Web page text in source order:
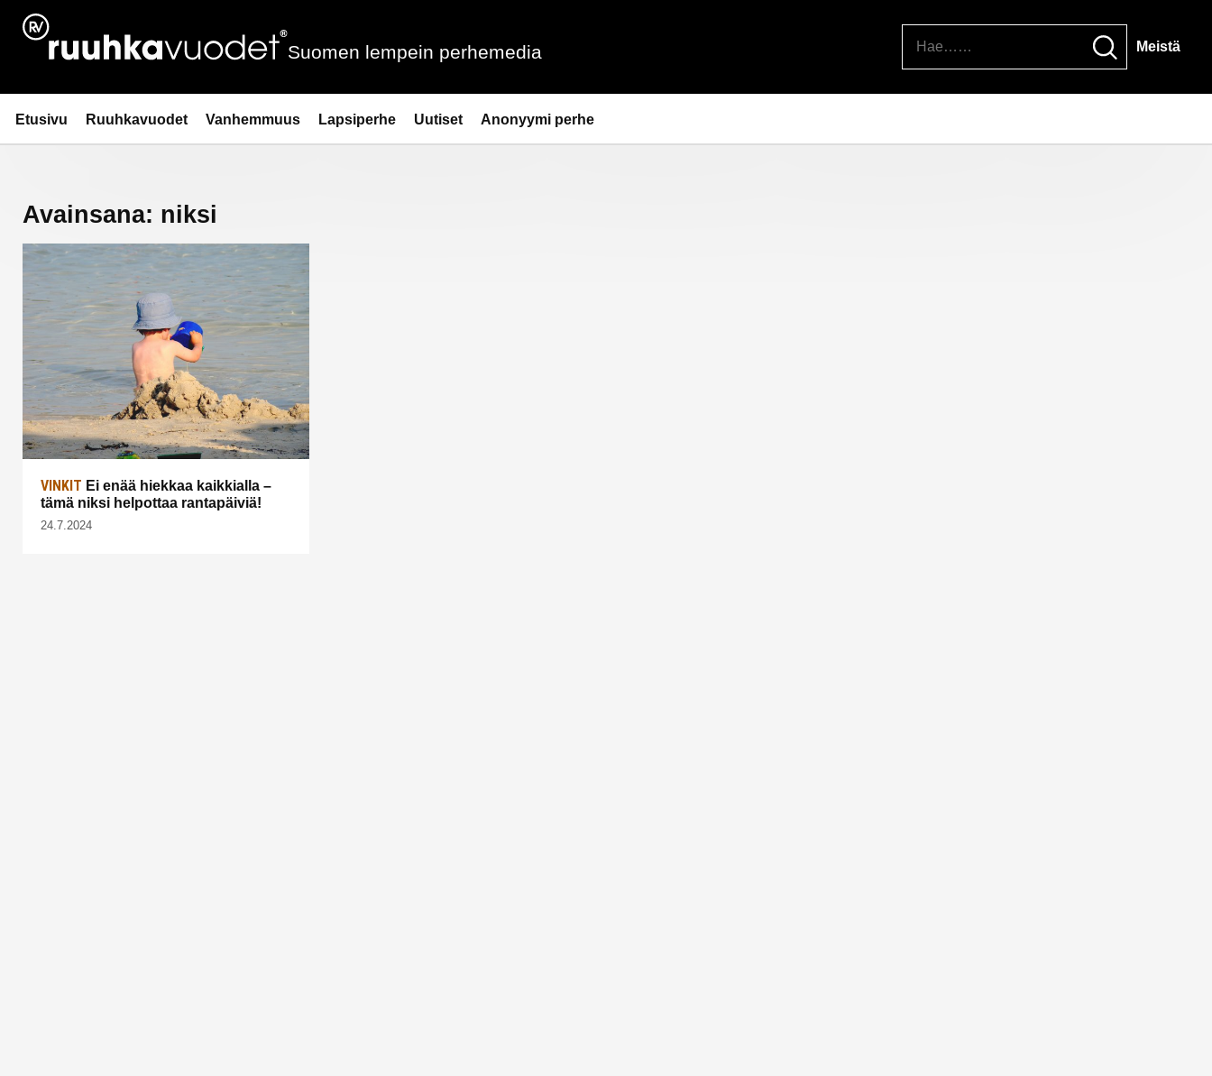
Siirry
sisältöön
Ruuhkavuodet.fi
Suomen lempein perhemedia Meistä
Etusivu Ruuhkavuodet Vanhemmuus Lapsiperhe Uutiset Anonyymi perhe
Avainsana: niksi
VINKIT Ei enää hiekkaa kaikkialla –
tämä niksi helpottaa rantapäiviä!
24.7.2024